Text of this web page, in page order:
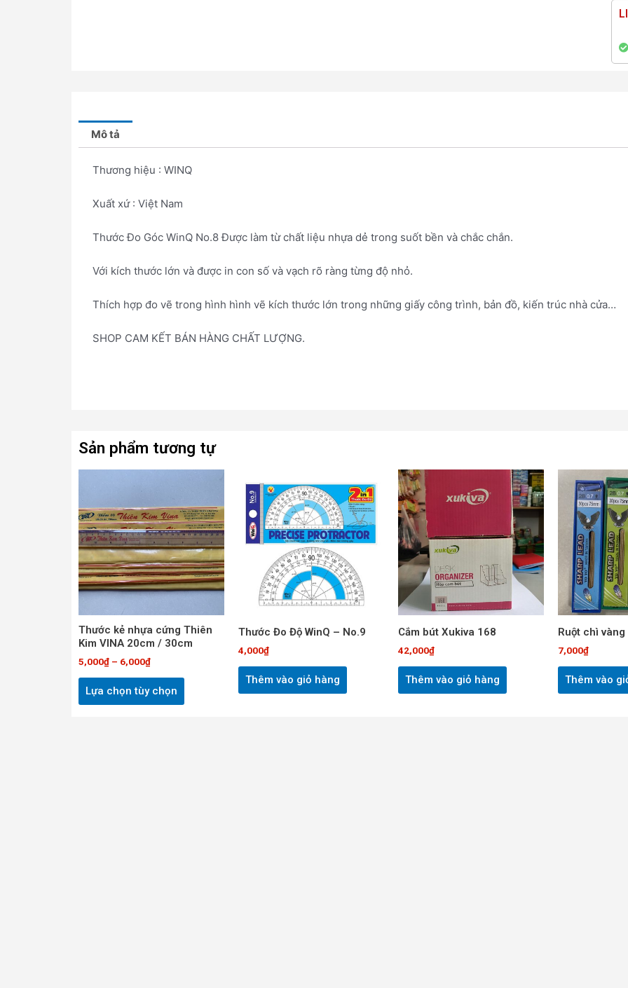
Mô tả
Thương hiệu : WINQ
Xuất xứ : Việt Nam
Thước Đo Góc WinQ No.8 Được làm từ chất liệu nhựa dẻ trong suốt bền và chắc chắn.
Với kích thước lớn và được in con số và vạch rõ ràng từng độ nhỏ.
Thích hợp đo vẽ trong hình hình vẽ kích thước lớn trong những giấy công trình, bản đồ, kiến trúc nhà cửa…
SHOP CAM KẾT BÁN HÀNG CHẤT LƯỢNG.
Sản phẩm tương tự
Thước kẻ nhựa cứng Thiên
Kim VINA 20cm / 30cm
5,000₫ – 6,000₫
Lựa chọn tùy chọn
này
có
nhiều
biến
thể.
Các
chọn
có
được
Thước Đo Độ WinQ – No.9
4,000₫
Thêm vào giỏ hàng
Cắm bút Xukiva 168
42,000₫
Thêm vào giỏ hàng
Ruột chì vàng
7,000₫
Thêm vào